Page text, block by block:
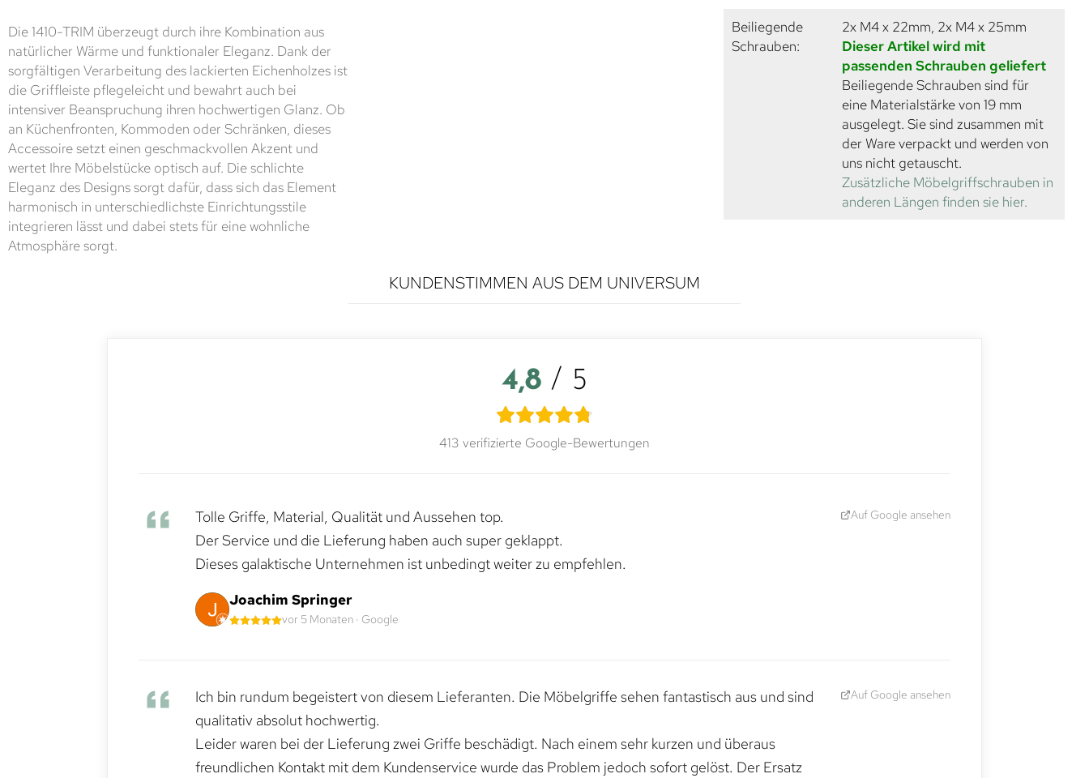
Die 1410-TRIM überzeugt durch ihre Kombination aus
natürlicher Wärme und funktionaler Eleganz. Dank der
sorgfältigen Verarbeitung des lackierten Eichenholzes ist
die Griffleiste pflegeleicht und bewahrt auch bei
intensiver Beanspruchung ihren hochwertigen Glanz. Ob
an Küchenfronten, Kommoden oder Schränken, dieses
Accessoire setzt einen geschmackvollen Akzent und
wertet Ihre Möbelstücke optisch auf. Die schlichte
Eleganz des Designs sorgt dafür, dass sich das Element
harmonisch in unterschiedlichste Einrichtungsstile
integrieren lässt und dabei stets für eine wohnliche
Atmosphäre sorgt.
Beiliegende
Schrauben:
2x M4 x 22mm, 2x M4 x 25mm
Dieser Artikel wird mit
passenden Schrauben geliefert
Beiliegende Schrauben sind für
eine Materialstärke von 19 mm
ausgelegt. Sie sind zusammen mit
der Ware verpackt und werden von
uns nicht getauscht.
Zusätzliche Möbelgriffschrauben in
anderen Längen finden sie hier.
KUNDENSTIMMEN AUS DEM UNIVERSUM
4,8 / 5
413 verifizierte Google-Bewertungen
Tolle Griffe, Material, Qualität und Aussehen top.
Der Service und die Lieferung haben auch super geklappt.
Dieses galaktische Unternehmen ist unbedingt weiter zu empfehlen.
Joachim Springer
vor 5 Monaten · Google
Auf Google ansehen
Ich bin rundum begeistert von diesem Lieferanten. Die Möbelgriffe sehen fantastisch aus und sind
qualitativ absolut hochwertig.
Leider waren bei der Lieferung zwei Griffe beschädigt. Nach einem sehr kurzen und überaus
freundlichen Kontakt mit dem Kundenservice wurde das Problem jedoch sofort gelöst. Der Ersatz
Auf Google ansehen